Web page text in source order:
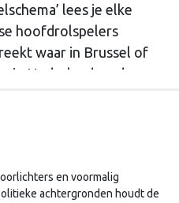
lees je elke
hoofdrolspelers
waar in Brussel of
in Nederland op de
en voormalig
achtergronden houdt de